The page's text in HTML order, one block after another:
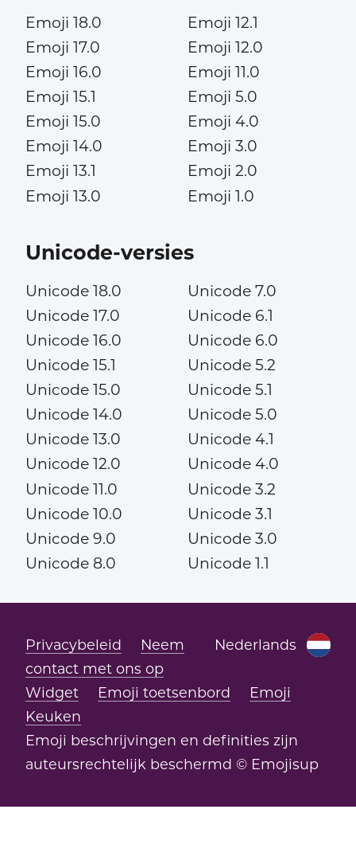
Emoji 18.0
Emoji 17.0
Emoji 16.0
Emoji 15.1
Emoji 15.0
Emoji 14.0
Emoji 13.1
Emoji 13.0
Emoji 12.1
Emoji 12.0
Emoji 11.0
Emoji 5.0
Emoji 4.0
Emoji 3.0
Emoji 2.0
Emoji 1.0
Unicode-versies
Unicode 18.0
Unicode 17.0
Unicode 16.0
Unicode 15.1
Unicode 15.0
Unicode 14.0
Unicode 13.0
Unicode 12.0
Unicode 11.0
Unicode 10.0
Unicode 9.0
Unicode 8.0
Unicode 7.0
Unicode 6.1
Unicode 6.0
Unicode 5.2
Unicode 5.1
Unicode 5.0
Unicode 4.1
Unicode 4.0
Unicode 3.2
Unicode 3.1
Unicode 3.0
Unicode 1.1
Nederlands
Privacybeleid
Neem
contact met ons op
Widget
Emoji toetsenbord
Emoji
Keuken
Emoji beschrijvingen en definities zijn
auteursrechtelijk beschermd © Emojisup